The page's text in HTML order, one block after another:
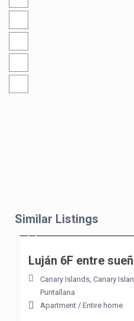
Similar Listings
/night
Luján 6F entre
Canary Islands, Canary
Puntallana
Apartment / Entire home